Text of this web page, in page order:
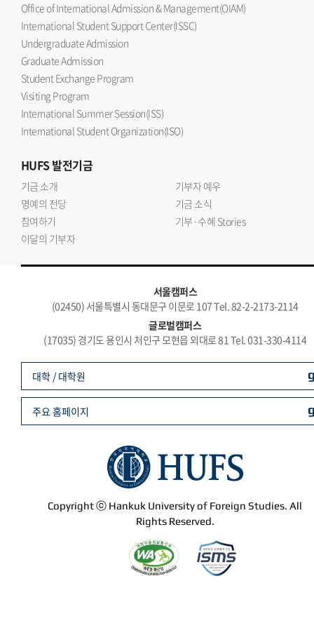
Office of International Admission & Management(OIAM)
International Student Support Center(ISSC)
Undergraduate Admission
Graduate Admission
Student Exchange Program
Visiting Program
International Summer Session(ISS)
International Student Organization(ISO)
HUFS발전기금
기금 소개
기부자 예우
명예의 전당
기금 소식
참여하기
기부·수혜 Stories
이달의 기부자
서울캠퍼스
(02450) 서울특별시 동대문구 이문로 107 Tel. 82-2-2173-2114
글로벌캠퍼스
(17035) 경기도 용인시 처인구 모현읍 외대로 81 Tel. 031-330-4114
Copyright ⓒ Hankuk University of Foreign Studies. All
Rights Reserved.
대학 / 대학원
주요 홈페이지